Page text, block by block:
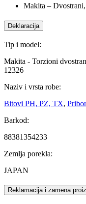
Makita –
Deklaracija
Tip i model:
Makita - Torzioni
12326
Naziv i vrsta robe:
Bitovi PH, PZ, TX,
Barkod:
88381354233
Zemlja porekla:
JAPAN
Reklamacija i zamena